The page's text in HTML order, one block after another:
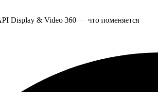
Display & Video 360 — что поменяется